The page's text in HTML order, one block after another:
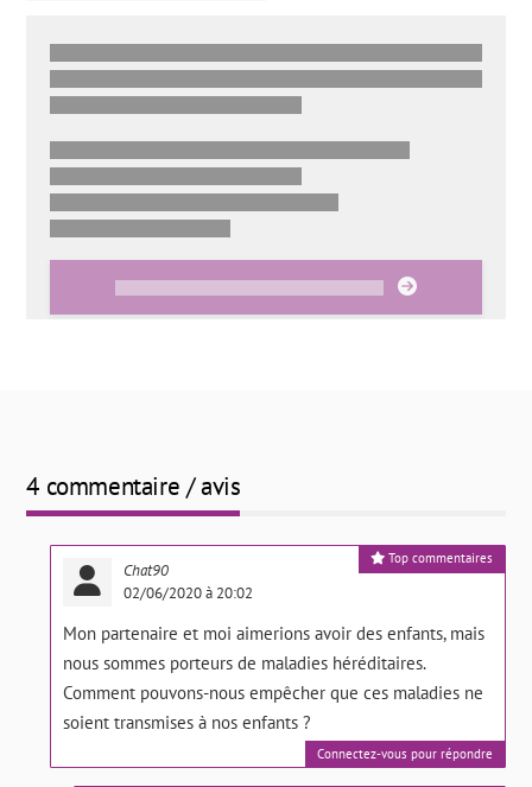
4 commentaire / avis
Top commentaires
Chat90
02/06/2020 à 20:02
Mon partenaire et moi aimerions avoir des enfants, mais
nous sommes porteurs de maladies héréditaires.
Comment pouvons-nous empêcher que ces maladies ne
soient transmises à nos enfants ?
Connectez-vous pour répondre